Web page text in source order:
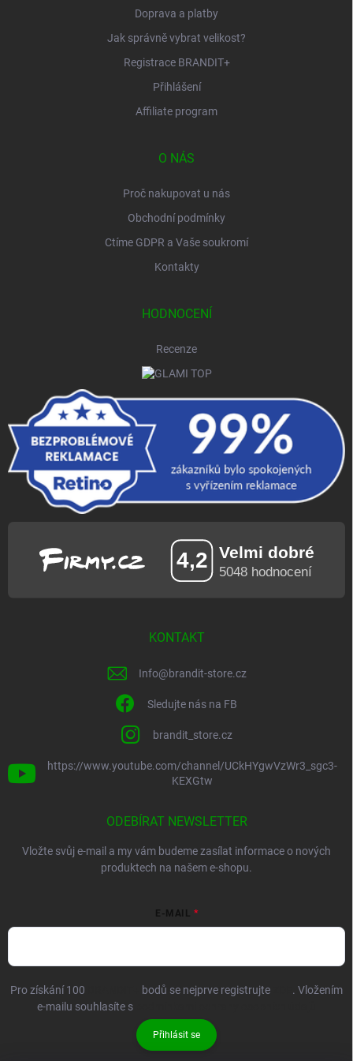
Doprava a platby
Jak správně vybrat velikost?
Registrace BRANDIT+
Přihlášení
Affiliate program
O NÁS
Proč nakupovat u nás
Obchodní podmínky
Ctíme GDPR a Vaše soukromí
Kontakty
HODNOCENÍ
Recenze
KONTAKT
Info@brandit-store.cz
Sledujte nás na FB
brandit_store.cz
https://www.youtube.com/channel/UCkHYgwVzWr3_sgc3-
KEXGtw
ODEBÍRAT NEWSLETTER
Vložte svůj e-mail a my vám budeme zasílat informace o nových
produktech na našem e-shopu.
E-MAIL
Pro získání 100 bodů se nejprve registrujte
. Vložením
e-mailu souhlasíte s
Přihlásit se